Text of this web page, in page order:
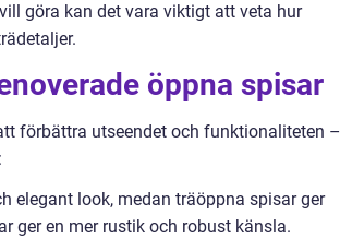
göra kan det vara viktigt att veta hur
öppna spisar
förbättra utseendet och funktionaliteten –
elegant look, medan träöppna spisar ger
ger en mer rustik och robust känsla.